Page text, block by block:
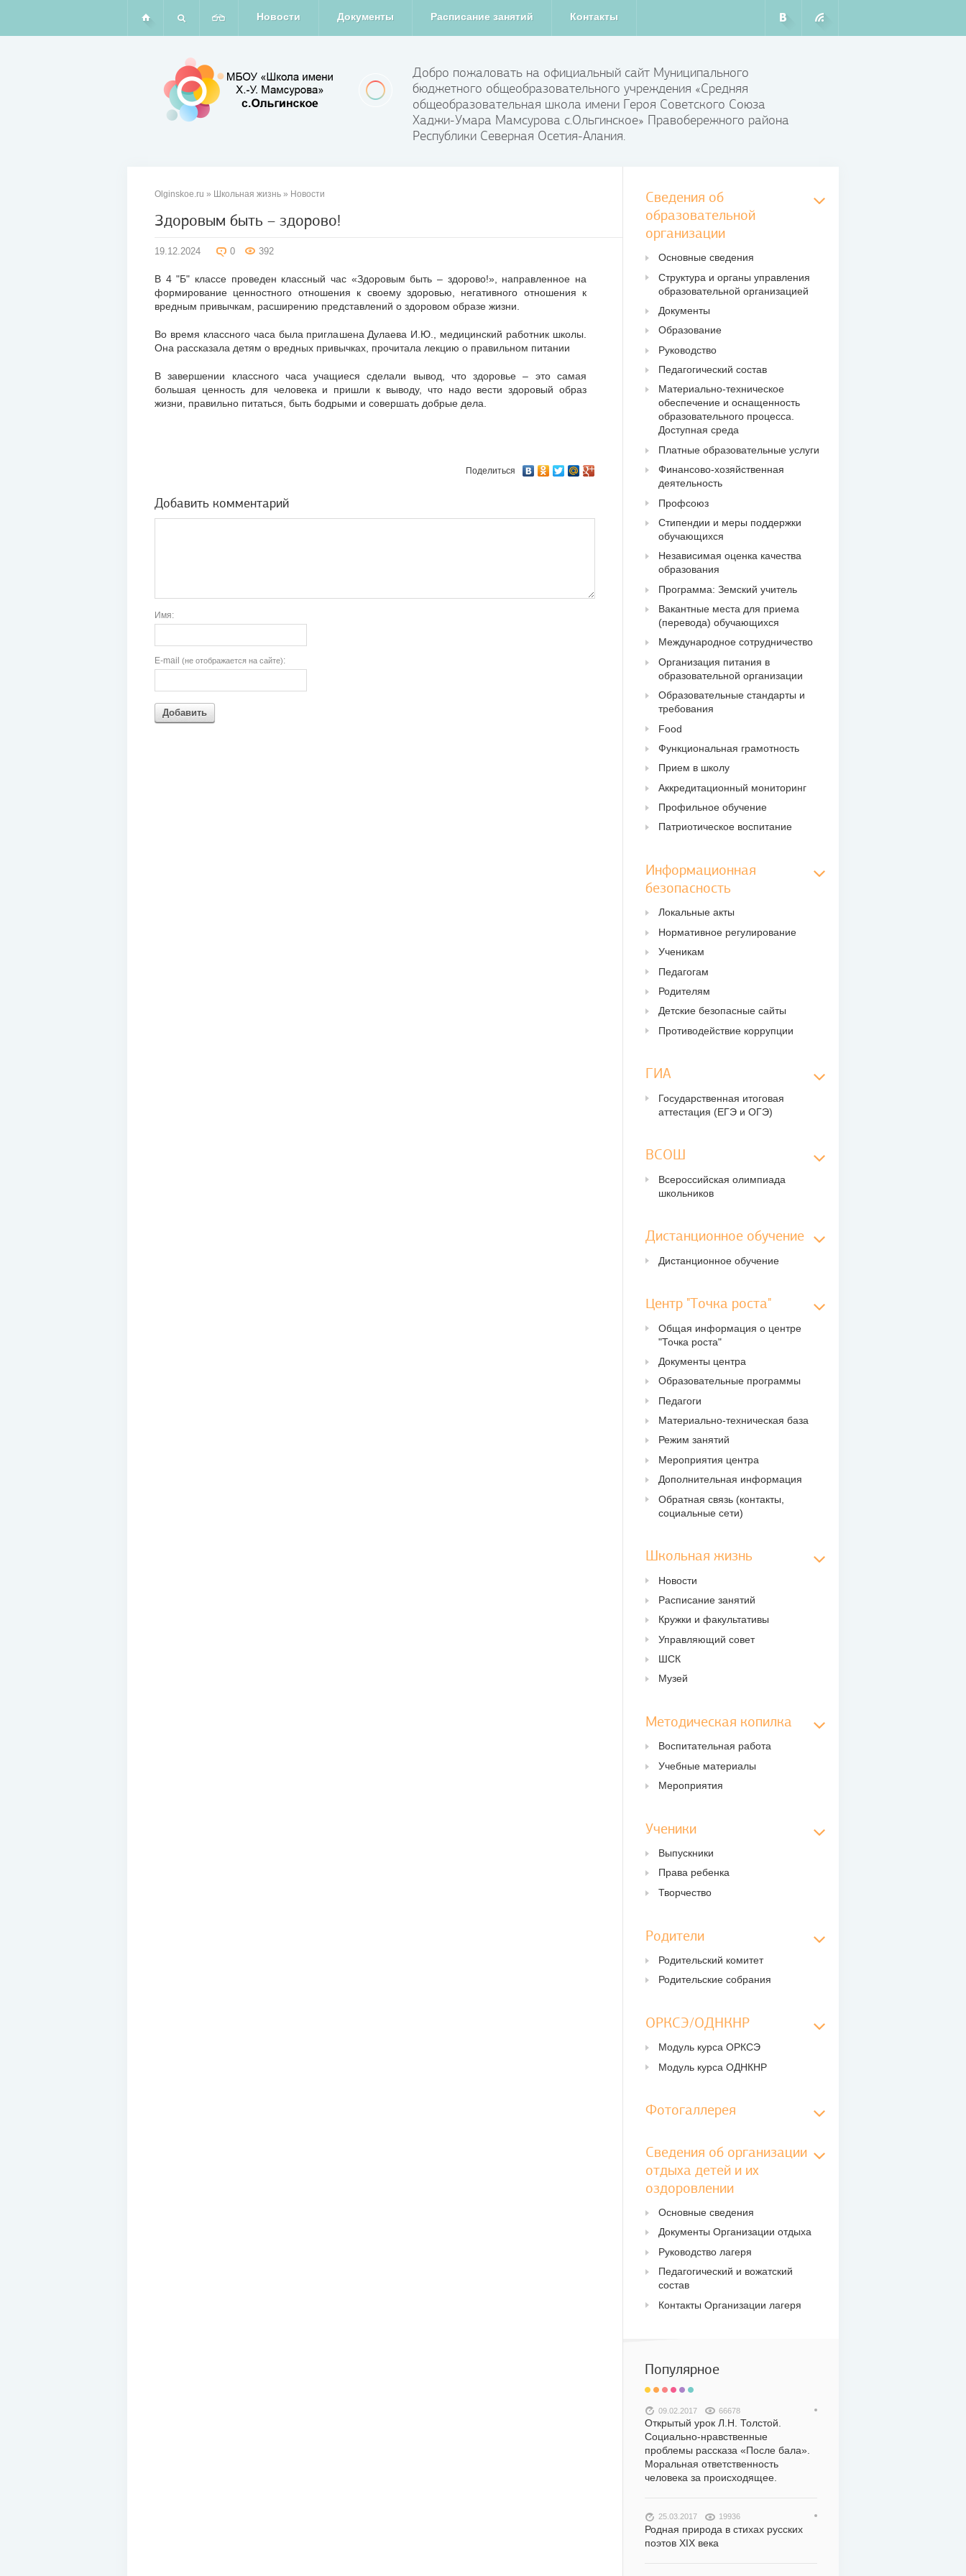
Новости Документы Расписание занятий Контакты
Добро пожаловать на официальный сайт Муниципального
бюджетного общеобразовательного учреждения «Средняя
общеобразовательная школа имени Героя Советского Союза
Хаджи-Умара Мамсурова с.Ольгинское» Правобережного района
Республики Северная Осетия-Алания.
Olginskoe.ru » Школьная жизнь » Новости
Здоровым быть – здорово!
19.12.2024 0 392
В 4 "Б" классе проведен классный час «Здоровым быть – здорово!», направленное на
формирование ценностного отношения к своему здоровью, негативного отношения к
вредным привычкам, расширению представлений о здоровом образе жизни.
Во время классного часа была приглашена Дулаева И.Ю., медицинский работник школы.
Она рассказала детям о вредных привычках, прочитала лекцию о правильном питании
В завершении классного часа учащиеся сделали вывод, что здоровье – это самая
большая ценность для человека и пришли к выводу, что надо вести здоровый образ
жизни, правильно питаться, быть бодрыми и совершать добрые дела.
Поделиться
Добавить комментарий
Имя:
E-mail (не отображается на сайте):
Добавить
Сведения об
образовательной
организации
Основные сведения
Структура и органы управления
образовательной организацией
Документы
Образование
Руководство
Педагогический состав
Материально-техническое
обеспечение и оснащенность
образовательного процесса.
Доступная среда
Платные образовательные услуги
Финансово-хозяйственная
деятельность
Профсоюз
Стипендии и меры поддержки
обучающихся
Независимая оценка качества
образования
Программа: Земский учитель
Вакантные места для приема
(перевода) обучающихся
Международное сотрудничество
Организация питания в
образовательной организации
Образовательные стандарты и
требования
Food
Функциональная грамотность
Прием в школу
Аккредитационный мониторинг
Профильное обучение
Патриотическое воспитание
Информационная
безопасность
Локальные акты
Нормативное регулирование
Ученикам
Педагогам
Родителям
Детские безопасные сайты
Противодействие коррупции
ГИА
Государственная итоговая
аттестация (ЕГЭ и ОГЭ)
ВСОШ
Всероссийская олимпиада
школьников
Дистанционное обучение
Дистанционное обучение
Центр "Точка роста"
Общая информация о центре
"Точка роста"
Документы центра
Образовательные программы
Педагоги
Материально-техническая база
Режим занятий
Мероприятия центра
Дополнительная информация
Обратная связь (контакты,
социальные сети)
Школьная жизнь
Новости
Расписание занятий
Кружки и факультативы
Управляющий совет
ШСК
Музей
Методическая копилка
Воспитательная работа
Учебные материалы
Мероприятия
Ученики
Выпускники
Права ребенка
Творчество
Родители
Родительский комитет
Родительские собрания
ОРКСЭ/ОДНКНР
Модуль курса ОРКСЭ
Модуль курса ОДНКНР
Фотогаллерея
Сведения об организации
отдыха детей и их
оздоровлении
Основные сведения
Документы Организации отдыха
Руководство лагеря
Педагогический и вожатский
состав
Контакты Организации лагеря
Популярное
09.02.2017 66678
Открытый урок Л.Н. Толстой.
Социально-нравственные
проблемы рассказа «После бала».
Моральная ответственность
человека за происходящее.
25.03.2017 19936
Родная природа в стихах русских
поэтов XIX века